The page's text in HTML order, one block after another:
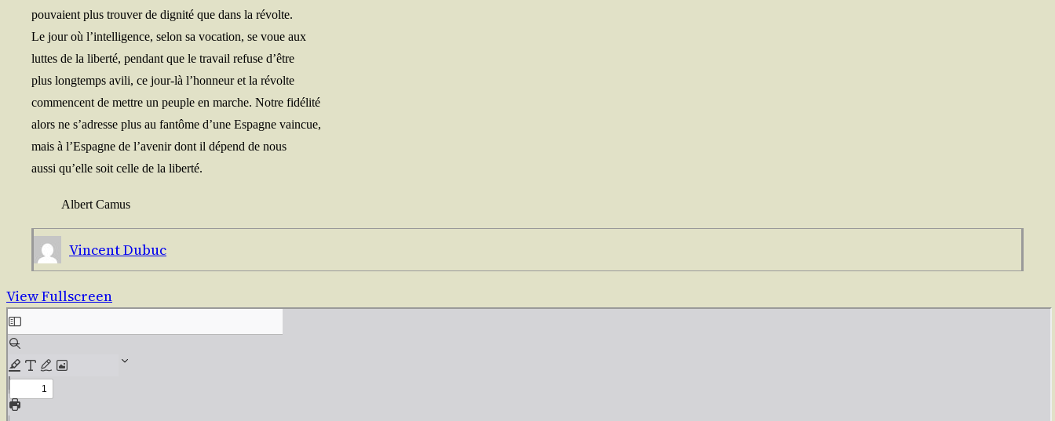
pou­vaient plus trou­ver de digni­té que dans la révolte.
Le jour où l’intelligence, selon sa voca­tion, se voue aux
luttes de la liber­té, pen­dant que le tra­vail refuse d’être
plus long­temps avi­li, ce jour-là l’honneur et la révolte
com­mencent de mettre un peuple en marche. Notre fidélité
alors ne s’adresse plus au fan­tôme d’une Espagne vaincue,
mais à l’Espagne de l’avenir dont il dépend de nous
aus­si qu’elle soit celle de la liberté.
Albert Camus
Vincent Dubuc
View Fullscreen